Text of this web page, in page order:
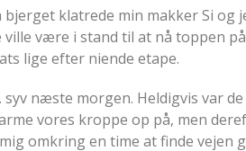
klatrede min makker Si og
ville være i stand til at nå toppen
lige efter niende etape.
syv næste morgen. Heldigvis var
vores kroppe op på, men
omkring en time at finde vejen